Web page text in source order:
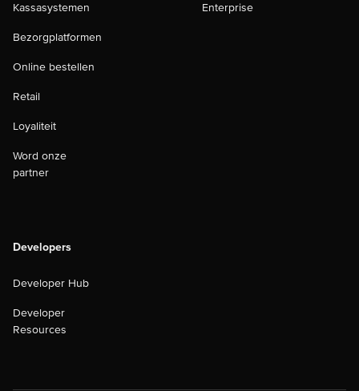
Kassasystemen
Bezorgplatformen
Online bestellen
Retail
Loyaliteit
Word onze
partner
Enterprise
Developers
Developer Hub
Developer
Resources